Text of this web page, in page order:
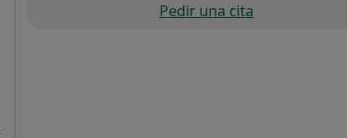
Pedir una cita